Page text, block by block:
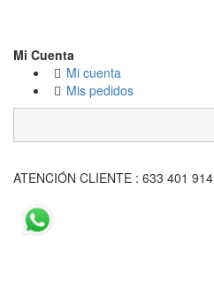
Mi Cuenta
Mi cuenta
Mis pedidos
ATENCIÓN CLIENTE : 633 401 914